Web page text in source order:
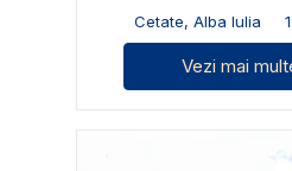
Cetate, Alba Iulia
Vezi mai